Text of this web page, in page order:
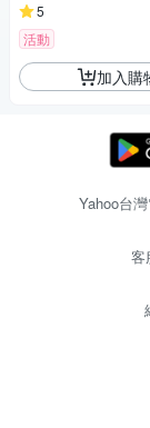
5
活動
加入購
Yahoo台
客